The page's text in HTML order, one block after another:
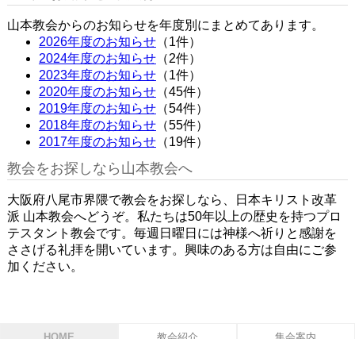
山本教会からのお知らせを年度別にまとめてあります。
2026年度のお知らせ（1件）
2024年度のお知らせ（2件）
2023年度のお知らせ（1件）
2020年度のお知らせ（45件）
2019年度のお知らせ（54件）
2018年度のお知らせ（55件）
2017年度のお知らせ（19件）
教会をお探しなら山本教会へ
大阪府八尾市界隈で教会をお探しなら、日本キリスト改革
派 山本教会へどうぞ。私たちは50年以上の歴史を持つプロ
テスタント教会です。毎週日曜日には神様へ祈りと感謝を
ささげる礼拝を開いています。興味のある方は自由にご参
加ください。